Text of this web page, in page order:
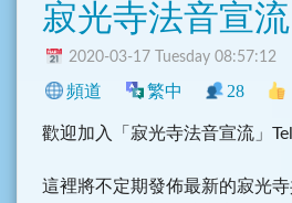
寂光寺法音宣流
2020-03-17 Tuesday 08:57:12
頻道 繁中 28
歡迎加入「寂光寺法音宣流」
這裡將不定期發佈最新的寂光